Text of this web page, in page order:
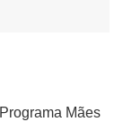
Mães